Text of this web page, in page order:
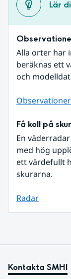
Lär
Alla orter har
beräknas ett
och
Få koll på
En
med hög
ett värdefullt
skurarna.
Radar
Kontakta SMHI